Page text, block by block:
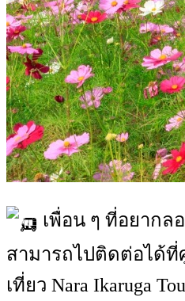
เพื่อน ๆ ที่อยากล
สามารถไปติดต่อได้
เที่ยว Nara Ikaruga